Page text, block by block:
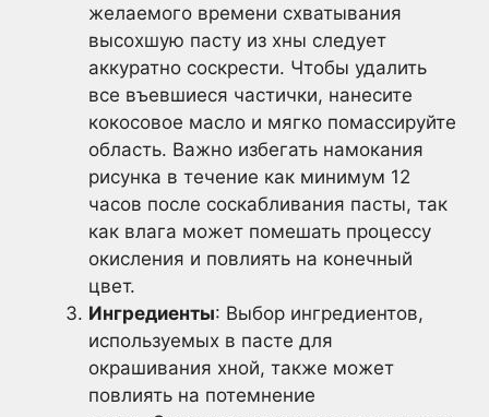
желаемого времени схватывания
высохшую пасту из хны следует
аккуратно соскрести. Чтобы удалить
все въевшиеся частички, нанесите
кокосовое масло и мягко помассируйте
область. Важно избегать намокания
рисунка в течение как минимум 12
часов после соскабливания пасты, так
как влага может помешать процессу
окисления и повлиять на конечный
цвет.
Ингредиенты: Выбор ингредиентов,
используемых в пасте для
окрашивания хной, также может
повлиять на потемнение